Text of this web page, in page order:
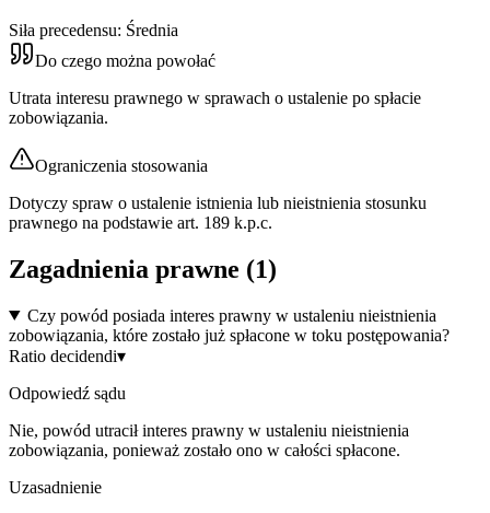
Siła precedensu: Średnia
Do czego można powołać
Utrata interesu prawnego w sprawach o ustalenie po spłacie
zobowiązania.
Ograniczenia stosowania
Dotyczy spraw o ustalenie istnienia lub nieistnienia stosunku
prawnego na podstawie art. 189 k.p.c.
Zagadnienia prawne (1)
Czy powód posiada interes prawny w ustaleniu nieistnienia
zobowiązania, które zostało już spłacone w toku postępowania?
Ratio decidendi▾
Odpowiedź sądu
Nie, powód utracił interes prawny w ustaleniu nieistnienia
zobowiązania, ponieważ zostało ono w całości spłacone.
Uzasadnienie